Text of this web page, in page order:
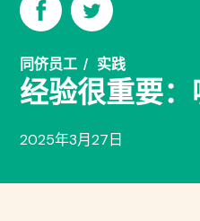
同侪员工 实践
经验很重要
2025年3月27日